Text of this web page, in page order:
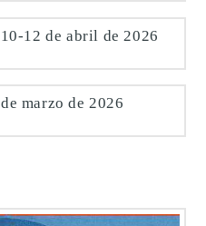
12 de abril de 2026
marzo de 2026